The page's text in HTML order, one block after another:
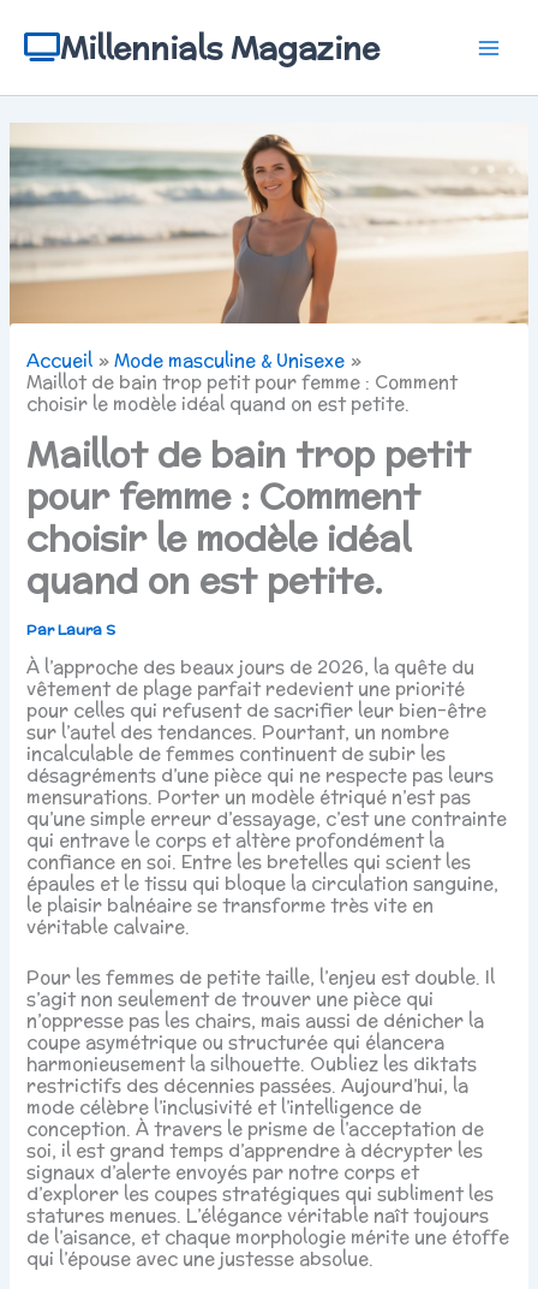
contenuMillennials Magazine
Accueil
Mode masculine & Unisexe
Maillot de bain trop petit pour femme : Comment
choisir le modèle idéal quand on est petite.
Maillot de bain trop petit
pour femme : Comment
choisir le modèle idéal
quand on est petite.
ParLaura S
À l’approche des beaux jours de 2026, la quête du
vêtement de plage parfait redevient une priorité
pour celles qui refusent de sacrifier leur bien-être
sur l’autel des tendances. Pourtant, un nombre
incalculable de femmes continuent de subir les
désagréments d’une pièce qui ne respecte pas leurs
mensurations. Porter un modèle étriqué n’est pas
qu’une simple erreur d’essayage, c’est une contrainte
qui entrave le corps et altère profondément la
confiance en soi. Entre les bretelles qui scient les
épaules et le tissu qui bloque la circulation sanguine,
le plaisir balnéaire se transforme très vite en
véritable calvaire.
Pour les femmes de petite taille, l’enjeu est double. Il
s’agit non seulement de trouver une pièce qui
n’oppresse pas les chairs, mais aussi de dénicher la
coupe asymétrique ou structurée qui élancera
harmonieusement la silhouette. Oubliez les diktats
restrictifs des décennies passées. Aujourd’hui, la
mode célèbre l’inclusivité et l’intelligence de
conception. À travers le prisme de l’acceptation de
soi, il est grand temps d’apprendre à décrypter les
signaux d’alerte envoyés par notre corps et
d’explorer les coupes stratégiques qui subliment les
statures menues. L’élégance véritable naît toujours
de l’aisance, et chaque morphologie mérite une étoffe
qui l’épouse avec une justesse absolue.